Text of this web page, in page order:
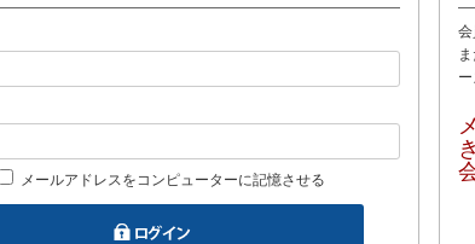
メールアドレスをコンピューターに記憶させる
会